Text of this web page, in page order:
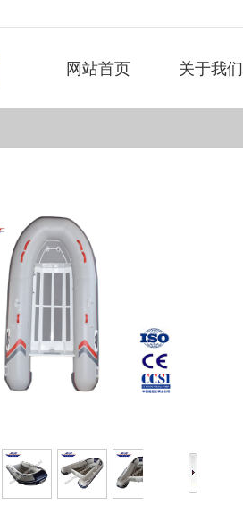
网站首页 关于我们